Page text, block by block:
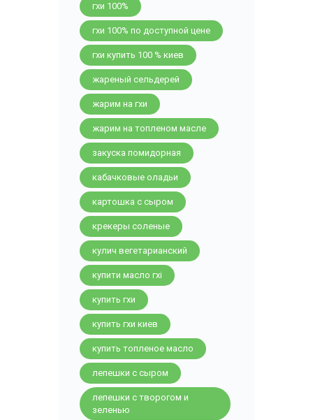
гхи 100%
гхи 100% по доступной цене
гхи купить 100 % киев
жареный сельдерей
жарим на гхи
жарим на топленом масле
закуска помидорная
кабачковые оладьи
картошка с сыром
крекеры соленые
кулич вегетарианский
купити масло гхі
купить гхи
купить гхи киев
купить топленое масло
лепешки с сыром
лепешки с творогом и
зеленью